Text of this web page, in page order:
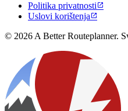
Politika privatnosti
Uslovi korištenja
© 2026 A Better Routeplanner.